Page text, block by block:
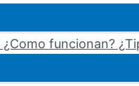
funcionan?